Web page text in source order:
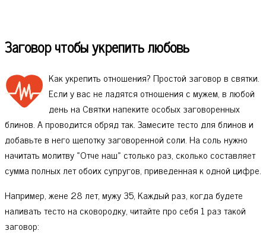
Заговор чтобы укрепить любовь
Как укрепить отношения? Простой заговор в святки.
Если у вас не ладятся отношения с мужем, в любой
день на Святки напеките особых заговоренных
блинов. А проводится обряд так. Замесите тесто для блинов и
добавьте в него щепотку заговоренной соли. На соль нужно
начитать молитву «Отче наш» столько раз, сколько составляет
сумма полных лет обоих супругов, приведенная к одной цифре.
Например, жене 28 лет, мужу 35, Каждый раз, когда будете
наливать тесто на сковородку, читайте про себя 1 раз такой
заговор: